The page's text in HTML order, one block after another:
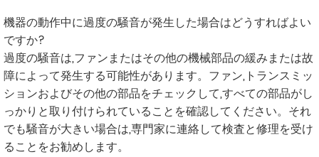
機器の動作中に過度の騒音が発生した場合はどうすればよい
ですか?
過度の騒音は,ファンまたはその他の機械部品の緩みまたは故
障によって発生する可能性があります。ファン,トランスミッ
ションおよびその他の部品をチェックして,すべての部品がし
っかりと取り付けられていることを確認してください。それ
でも騒音が大きい場合は,専門家に連絡して検査と修理を受け
ることをお勧めします。